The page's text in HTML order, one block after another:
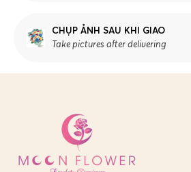
CHỤP ẢNH SAU KHI GIAO
Take pictures after delivering